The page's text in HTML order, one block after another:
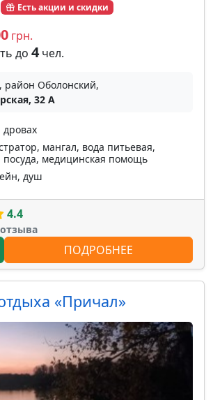
Есть акции и скидки
грн.
до 4 чел.
район Оболонский,
32 A
дровах
мангал, вода питьевая,
посуда, медицинская помощь
душ
4.4
ПОДРОБНЕЕ
«Причал»